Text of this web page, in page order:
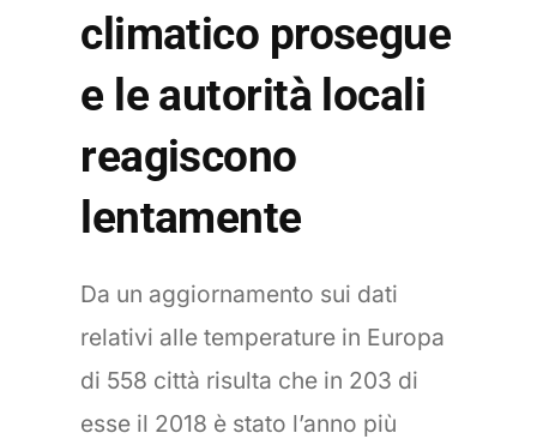
climatico prosegue
e le autorità locali
reagiscono
lentamente
Da un aggiornamento sui dati
relativi alle temperature in Europa
di 558 città risulta che in 203 di
esse il 2018 è stato l’anno più